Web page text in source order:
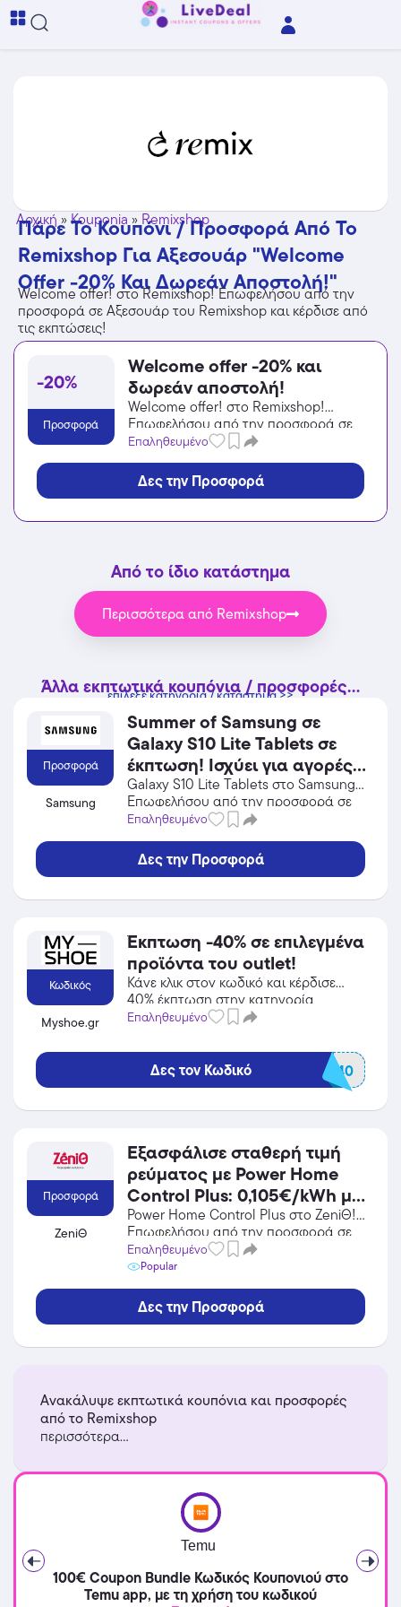
Ανακάλυψε εκπτωτικά κουπόνια και προσφορές
από το Remixshop
περισσότερα...
Temu
100€ Coupon Bundle Κωδικός Κουπονιού στο
Temu app, με τη χρήση του κωδικού
Αρχική »Kouponia » Remixshop
Πάρε Το Κουπόνι / Προσφορά Από Το
Remixshop Για Αξεσουάρ "Welcome
Offer -20% Και Δωρεάν Αποστολή!"
Welcome offer! στο Remixshop! Επωφελήσου από την
προσφορά σε Αξεσουάρ του Remixshop και κέρδισε από
τις εκπτώσεις!
-20%
Προσφορά
Welcome offer -20% και
δωρεάν αποστολή!
Welcome offer! στο Remixshop!
Επωφελήσου από την προσφορά σε
Αξεσουάρ του Remixshop και κέρδισε
από τις εκπτώσεις!
Επαληθευμένο
Δες την Προσφορά
Από το ίδιο κατάστημα
Περισσότερα από Remixshop
Άλλα εκπτωτικά κουπόνια / προσφορές...
επίλεξε κατηγορία / κατάστημα >>
Προσφορά
Samsung
Summer of Samsung σε
Galaxy S10 Lite Tablets σε
έκπτωση! Ισχύει για αγορές
έως 31/08/2026.
Galaxy S10 Lite Tablets στο Samsung!
Επωφελήσου από την προσφορά σε
Gadgets του Samsung και κέρδισε
Επαληθευμένο
Δες την Προσφορά
Κωδικός
Myshoe.gr
Έκπτωση -40% σε επιλεγμένα
προϊόντα του outlet!
Κάνε κλικ στον κωδικό και κέρδισε
40% έκπτωση στην κατηγορία
Παπούτσια από το Myshoe.gr!
Επαληθευμένο
Δες τον Κωδικό WOW40
Προσφορά
ZeniΘ
Εξασφάλισε σταθερή τιμή
ρεύματος με Power Home
Control Plus: 0,105€/kWh με
έκπτωση συνέπειας!
Power Home Control Plus στο ZeniΘ!
Επωφελήσου από την προσφορά σε
Ενέργεια / Φωτοβολταϊκά του ZeniΘ
και κέρδισε από τις εκπτώσεις!
Επαληθευμένο
Popular
Δες την Προσφορά